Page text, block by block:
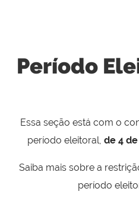
Período
Essa seção está com o
período eleitoral, de 4
Saiba mais sobre a
período